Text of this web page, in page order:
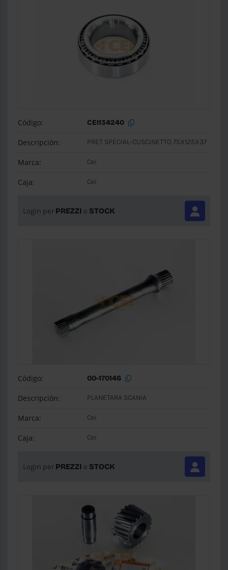
Código: CEI134240
Descripción: PRET SPECIAL-CUSCINETTO 75X125X37
Marca: Cei
Caja: Cei
Login per PREZZI e STOCK
Código: 00-170146
Descripción: PLANETARA SCANIA
Marca: Cei
Caja: Cei
Login per PREZZI e STOCK